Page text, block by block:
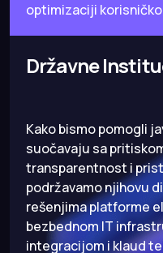
optimizaciji
Državne
Kako bismo pomogli
suočavaju sa
transparentnost i
podržavamo njihovu
rešenjima platforme
bezbednom IT
integracijom i klaud